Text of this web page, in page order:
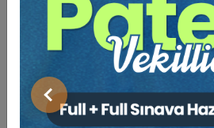
Önceki
Tüketici Hukuku Enstitüsü